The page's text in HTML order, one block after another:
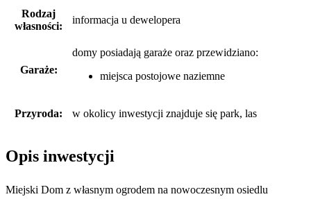
Rodzaj
własności:
informacja u dewelopera
Garaże:
domy posiadają garaże oraz przewidziano:
miejsca postojowe naziemne
Przyroda: w okolicy inwestycji znajduje się park, las
Opis inwestycji
Miejski Dom z własnym ogrodem na nowoczesnym osiedlu